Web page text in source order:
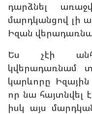
դարձնել
մարդկանցով լի
Իզան
Ես չէի
կվերադառնամ
կարևորը
որ նա հայտնվել
իսկ այս